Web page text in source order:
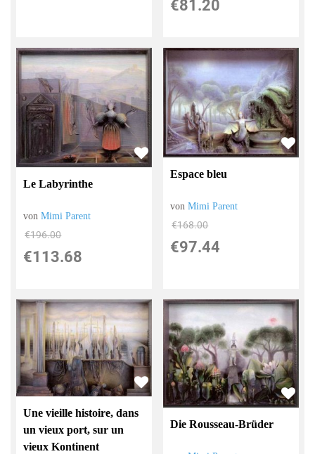
€81.20
Le Labyrinthe
vonMimi Parent
€196.00
€113.68
Espace bleu
vonMimi Parent
€168.00
€97.44
Une vieille histoire, dans
un vieux port, sur un
vieux Kontinent
Die Rousseau-Brüder